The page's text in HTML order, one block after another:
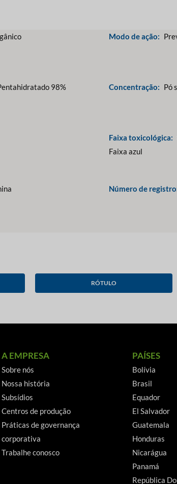
98%
Modo de ação:
Concentração: Pó
Faixa toxicológica:
Faixa azul
Número de
RÓTULO
A EMPRESA
Sobre nós
Nossa história
Subsídios
Centros de produção
Práticas de governança
corporativa
Trabalhe conosco
PAÍSES
Bolívia
Brasil
Equador
El Salvador
Guatemala
Honduras
Nicarágua
Panamá
República